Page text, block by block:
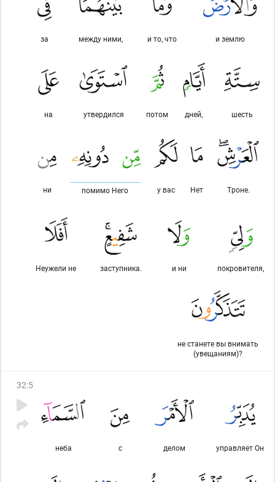
и землю
и то, что
между ними,
за
шесть
дней,
потом
утвердился
на
Троне.
Нет
у вас
помимо Него
ни
покровителя,
и ни
заступника.
Неужели не
не станете вы внимать
(увещаниям)?
32:5
управляет Он
делом
с
неба